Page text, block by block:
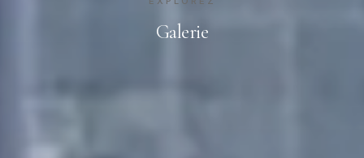
Galerie